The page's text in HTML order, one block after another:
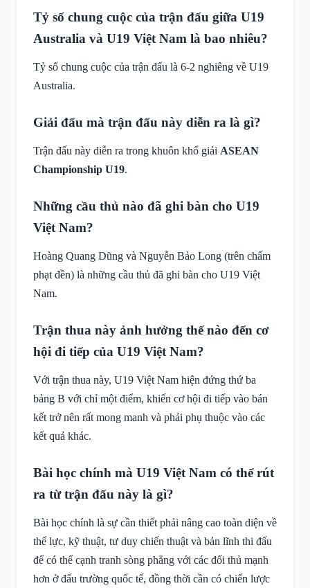
Tỷ số chung cuộc của trận đấu giữa U19
Australia và U19 Việt Nam là bao nhiêu?
Tỷ số chung cuộc của trận đấu là 6-2 nghiêng về U19
Australia.
Giải đấu mà trận đấu này diễn ra là gì?
Trận đấu này diễn ra trong khuôn khổ giải ASEAN
Championship U19.
Những cầu thủ nào đã ghi bàn cho U19
Việt Nam?
Hoàng Quang Dũng và Nguyễn Bảo Long (trên chấm
phạt đền) là những cầu thủ đã ghi bàn cho U19 Việt
Nam.
Trận thua này ảnh hưởng thế nào đến cơ
hội đi tiếp của U19 Việt Nam?
Với trận thua này, U19 Việt Nam hiện đứng thứ ba
bảng B với chỉ một điểm, khiến cơ hội đi tiếp vào bán
kết trở nên rất mong manh và phải phụ thuộc vào các
kết quả khác.
Bài học chính mà U19 Việt Nam có thể rút
ra từ trận đấu này là gì?
Bài học chính là sự cần thiết phải nâng cao toàn diện về
thể lực, kỹ thuật, tư duy chiến thuật và bản lĩnh thi đấu
để có thể cạnh tranh sòng phẳng với các đối thủ mạnh
hơn ở đấu trường quốc tế, đồng thời cần có chiến lược